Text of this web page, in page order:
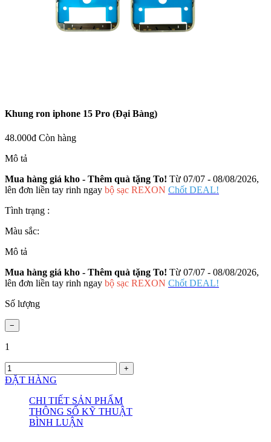
Khung ron iphone 15 Pro (Đại Bàng)
48.000đ Còn hàng
Mô tả
Mua hàng giá kho - Thêm quà tặng To! Từ 07/07 - 08/08/2026,
lên đơn liền tay rinh ngay bộ sạc REXON Chốt DEAL!
Tình trạng :
Màu sắc:
Mô tả
Mua hàng giá kho - Thêm quà tặng To! Từ 07/07 - 08/08/2026,
lên đơn liền tay rinh ngay bộ sạc REXON Chốt DEAL!
Số lượng
1
ĐẶT HÀNG
CHI TIẾT SẢN PHẨM
THÔNG SỐ KỸ THUẬT
BÌNH LUẬN